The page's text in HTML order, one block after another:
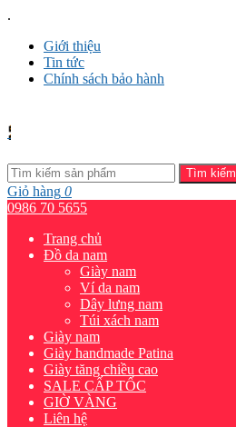
.
Giới thiệu
Tin tức
Chính sách bảo hành
Tìm kiếm
Giỏ hàng 0
0986 70 5655
Trang chủ
Đồ da nam
Giày nam
Ví da nam
Dây lưng nam
Túi xách nam
Giày nam
Giày handmade Patina
Giày tăng chiều cao
SALE CẤP TỐC
GIỜ VÀNG
Liên hệ